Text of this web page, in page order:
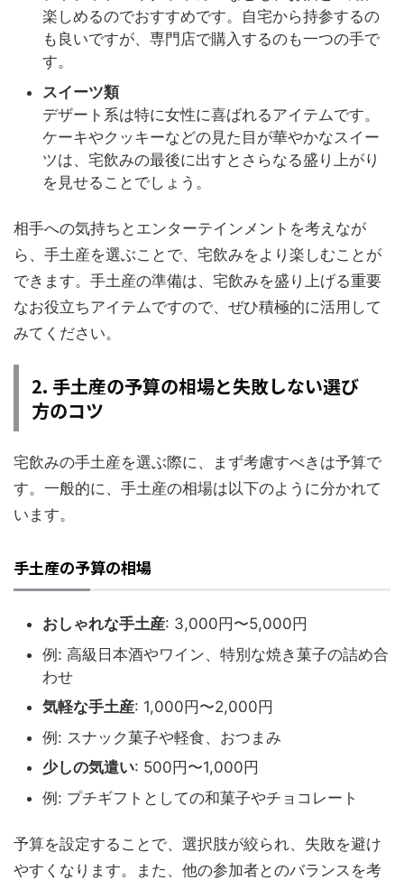
楽しめるのでおすすめです。自宅から持参するの
も良いですが、専門店で購入するのも一つの手で
す。
スイーツ類
デザート系は特に女性に喜ばれるアイテムです。
ケーキやクッキーなどの見た目が華やかなスイー
ツは、宅飲みの最後に出すとさらなる盛り上がり
を見せることでしょう。
相手への気持ちとエンターテインメントを考えなが
ら、手土産を選ぶことで、宅飲みをより楽しむことが
できます。手土産の準備は、宅飲みを盛り上げる重要
なお役立ちアイテムですので、ぜひ積極的に活用して
みてください。
2. 手土産の予算の相場と失敗しない選び
方のコツ
宅飲みの手土産を選ぶ際に、まず考慮すべきは予算で
す。一般的に、手土産の相場は以下のように分かれて
います。
手土産の予算の相場
おしゃれな手土産: 3,000円〜5,000円
例: 高級日本酒やワイン、特別な焼き菓子の詰め合
わせ
気軽な手土産: 1,000円〜2,000円
例: スナック菓子や軽食、おつまみ
少しの気遣い: 500円〜1,000円
例: プチギフトとしての和菓子やチョコレート
予算を設定することで、選択肢が絞られ、失敗を避け
やすくなります。また、他の参加者とのバランスを考